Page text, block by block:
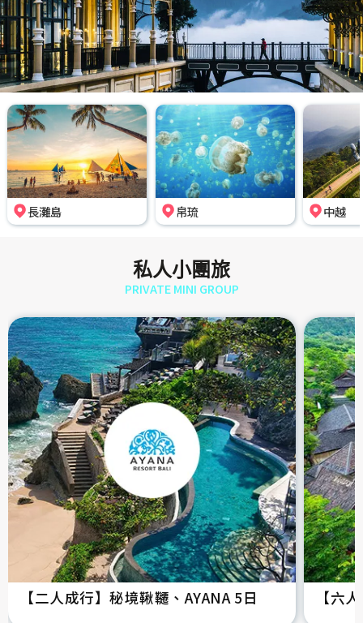
長灘島 帛琉 中越
私人小團旅
PRIVATE MINI GROUP
【二人成行】秘境鞦韆、AYANA 5日 【六